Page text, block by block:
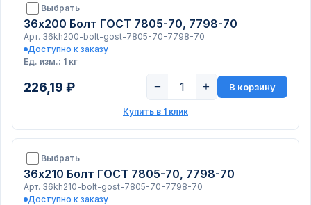
Выбрать
36х200 Болт ГОСТ 7805-70, 7798-70
Арт. 36kh200-bolt-gost-7805-70-7798-70
Доступно к заказу
Ед. изм.: 1 кг
226,19 ₽ − + В корзину
Купить в 1 клик
Выбрать
36х210 Болт ГОСТ 7805-70, 7798-70
Арт. 36kh210-bolt-gost-7805-70-7798-70
Доступно к заказу